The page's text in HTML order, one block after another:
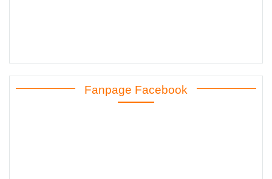
Fanpage Facebook